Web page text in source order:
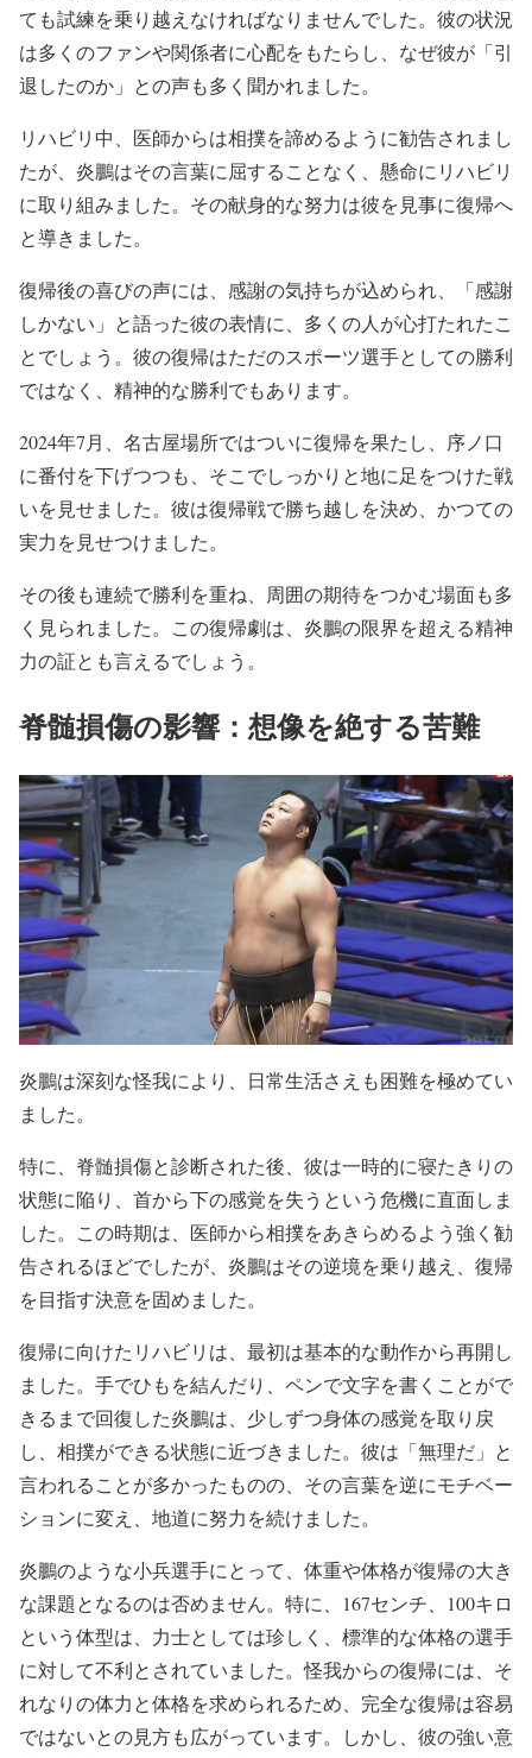
ても試練を乗り越えなければなりませんでした。彼の状況
は多くのファンや関係者に心配をもたらし、なぜ彼が「引
退したのか」との声も多く聞かれました。
リハビリ中、医師からは相撲を諦めるように勧告されまし
たが、炎鵬はその言葉に屈することなく、懸命にリハビリ
に取り組みました。その献身的な努力は彼を見事に復帰へ
と導きました。
復帰後の喜びの声には、感謝の気持ちが込められ、「感謝
しかない」と語った彼の表情に、多くの人が心打たれたこ
とでしょう。彼の復帰はただのスポーツ選手としての勝利
ではなく、精神的な勝利でもあります。
2024年7月、名古屋場所ではついに復帰を果たし、序ノ口
に番付を下げつつも、そこでしっかりと地に足をつけた戦
いを見せました。彼は復帰戦で勝ち越しを決め、かつての
実力を見せつけました。
その後も連続で勝利を重ね、周囲の期待をつかむ場面も多
く見られました。この復帰劇は、炎鵬の限界を超える精神
力の証とも言えるでしょう。
脊髄損傷の影響：想像を絶する苦難
炎鵬は深刻な怪我により、日常生活さえも困難を極めてい
ました。
特に、脊髄損傷と診断された後、彼は一時的に寝たきりの
状態に陥り、首から下の感覚を失うという危機に直面しま
した。この時期は、医師から相撲をあきらめるよう強く勧
告されるほどでしたが、炎鵬はその逆境を乗り越え、復帰
を目指す決意を固めました。
復帰に向けたリハビリは、最初は基本的な動作から再開し
ました。手でひもを結んだり、ペンで文字を書くことがで
きるまで回復した炎鵬は、少しずつ身体の感覚を取り戻
し、相撲ができる状態に近づきました。彼は「無理だ」と
言われることが多かったものの、その言葉を逆にモチベー
ションに変え、地道に努力を続けました。
炎鵬のような小兵選手にとって、体重や体格が復帰の大き
な課題となるのは否めません。特に、167センチ、100キロ
という体型は、力士としては珍しく、標準的な体格の選手
に対して不利とされていました。怪我からの復帰には、そ
れなりの体力と体格を求められるため、完全な復帰は容易
ではないとの見方も広がっています。しかし、彼の強い意